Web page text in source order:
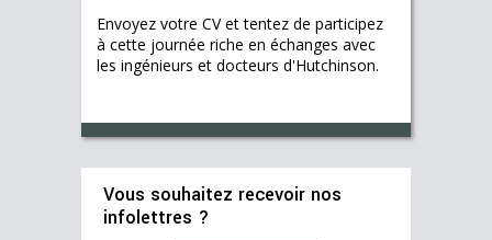
Envoyez votre CV et tentez de participez
à cette journée riche en échanges avec
les ingénieurs et docteurs d'Hutchinson.
Vous souhaitez recevoir nos
infolettres ?